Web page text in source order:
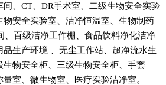
、CT、DR手术室、二级生物安全实验
安全实验室、洁净恒温室、生物制药
、百级洁净工作棚、食品饮料净化洁净
生产环境 、无尘工作站、超净流水生
物安全柜、三级生物安全柜、手套
室、微生物室、医疗实验洁净室。